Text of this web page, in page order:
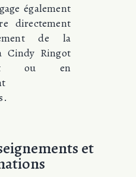
également
directement
de la
Cindy Ringot
ou en
et